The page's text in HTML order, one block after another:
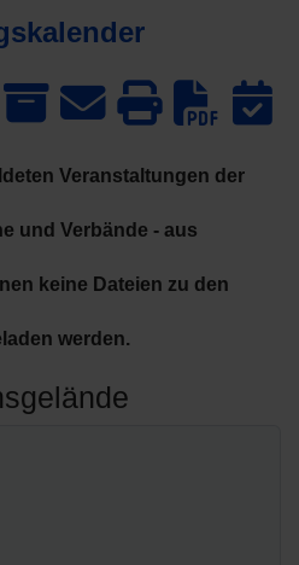
Veranstaltungen der
und Verbände - aus
keine Dateien zu den
werden.